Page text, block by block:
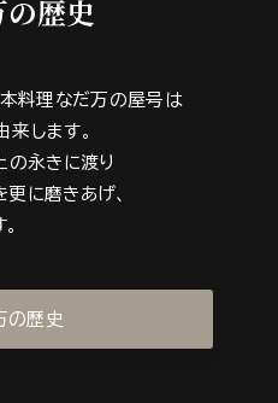
歴史
料理なだ万の屋号は
します。
永きに渡り
に磨きあげ、
の歴史